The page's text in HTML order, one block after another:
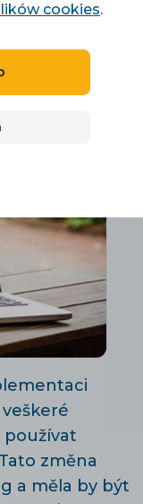
používat
změna
a měla by být
cookies.